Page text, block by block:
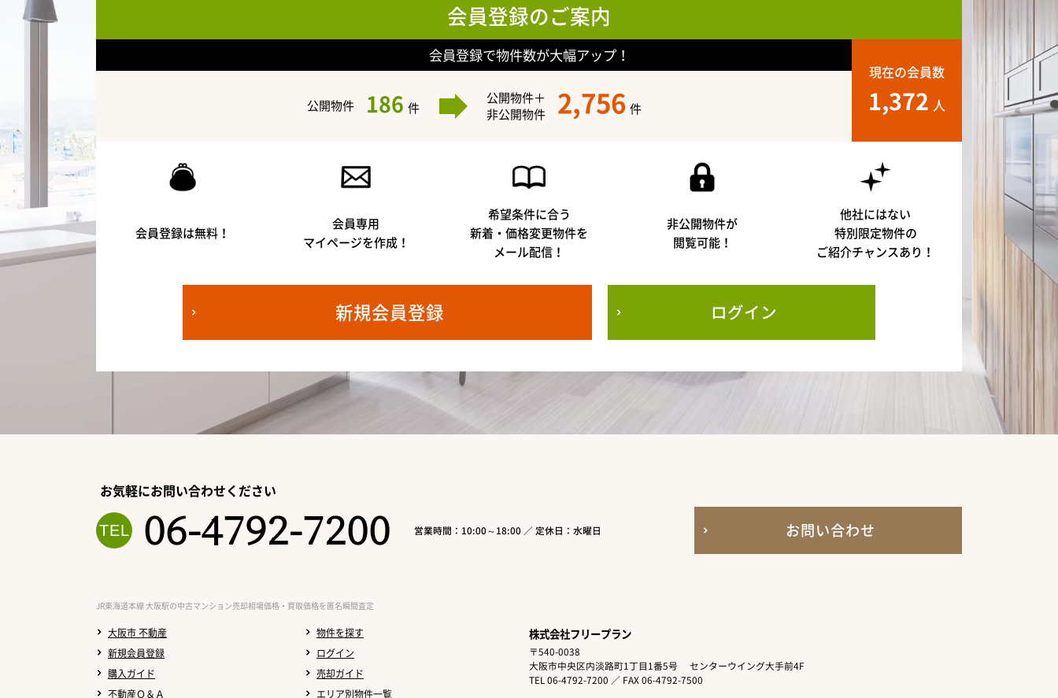
会員登録のご案内
会員登録で物件数が大幅アップ！
公開物件 186 件
公開物件＋
非公開物件
2,756 件
現在の会員数
1,372 人
会員登録は無料！
会員専用
マイページを作成！
希望条件に合う
新着・価格変更物件を
メール配信！
非公開物件が
閲覧可能！
他社にはない
特別限定物件の
ご紹介チャンスあり！
新規会員登録 ログイン
お気軽にお問い合わせください
06-4792-7200 営業時間：10:00～18:00 ／ 定休日：水曜日 お問い合わせ
JR東海道本線 大阪駅の中古マンション売却相場価格・買取価格を匿名瞬間査定
大阪市 不動産
物件を探す
新規会員登録
ログイン
購入ガイド
売却ガイド
不動産Ｑ＆Ａ
エリア別物件一覧
株式会社フリープラン
〒540-0038
大阪市中央区内淡路町1丁目1番5号
センターウイング大手前4F
TEL 06-4792-7200 ／ FAX 06-4792-7500